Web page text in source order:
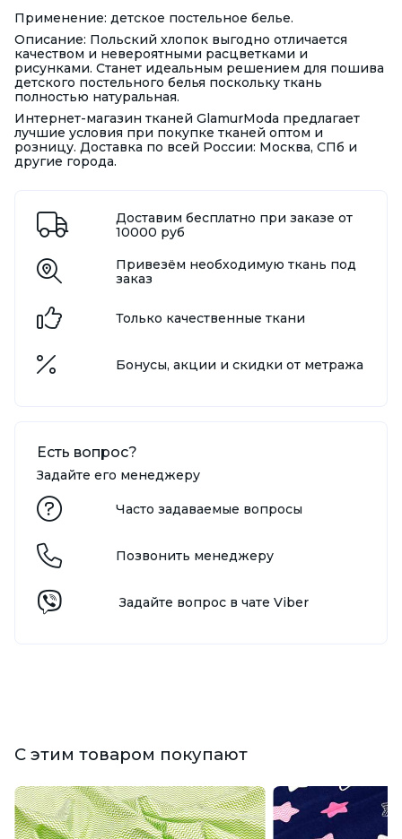
Применение: детское постельное белье.
Описание: Польский хлопок выгодно отличается
качеством и невероятными расцветками и
рисунками. Станет идеальным решением для пошива
детского постельного белья поскольку ткань
полностью натуральная.
Интернет-магазин тканей GlamurModa предлагает
лучшие условия при покупке тканей оптом и
розницу. Доставка по всей России: Москва, СПб и
другие города.
Доставим бесплатно при заказе от
10000 руб
Привезём необходимую ткань под
заказ
Только качественные ткани
Бонусы, акции и скидки от метража
Есть вопрос?
Задайте его менеджеру
Часто задаваемые вопросы
Позвонить менеджеру
Задайте вопрос в чате Viber
С этим товаром покупают